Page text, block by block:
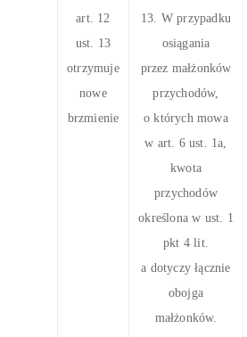
art. 12
ust. 13
otrzymuje
nowe
brzmienie
13. W przypadku
osiągania
przez małżonków
przychodów,
o których mowa
w art. 6 ust. 1a,
kwota
przychodów
określona w ust. 1
pkt 4 lit.
a dotyczy łącznie
obojga
małżonków.